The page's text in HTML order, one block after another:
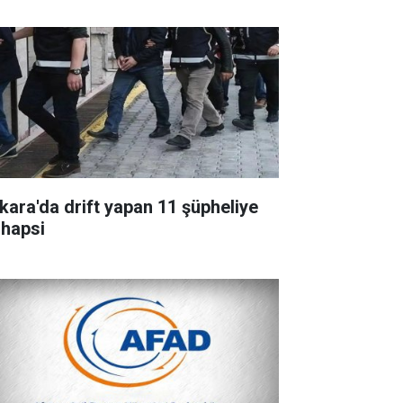
drift yapan 11 şüpheliye